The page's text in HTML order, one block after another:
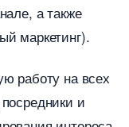
а также
маркетинг).
работу на всех
и